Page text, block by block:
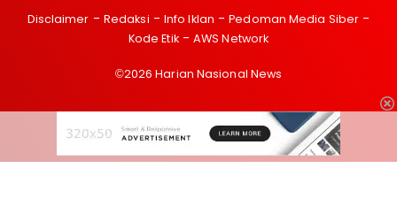
Disclaimer Redaksi Info Iklan
Pedoman Media Siber
Kode Etik
AWS Network
©2026 Harian Nasional News